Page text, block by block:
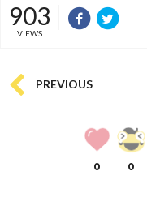
903
VIEWS
PREVIOUS
0 0